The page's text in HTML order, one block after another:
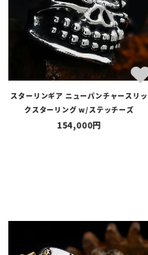
スターリンギア ニューパンチャースリッ
クスターリング w/ステッチーズ
154,000